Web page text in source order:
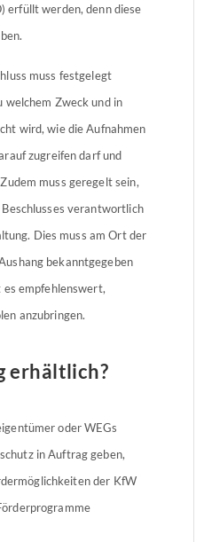
erfüllt werden, denn diese
muss festgelegt
welchem Zweck und in
wird, wie die Aufnahmen
zugreifen darf und
muss geregelt sein,
verantwortlich
Dies muss am Ort der
bekanntgegeben
empfehlenswert,
anzubringen.
erhältlich?
oder WEGs
in Auftrag geben,
der KfW